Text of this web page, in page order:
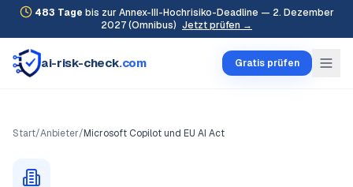
483 Tage bis zur Annex-III-Hochrisiko-Deadline — 2. Dezember
2027 (Omnibus) Jetzt prüfen →
ai-risk-check.com Gratis prüfen
Start/Anbieter/Microsoft Copilot und EU AI Act